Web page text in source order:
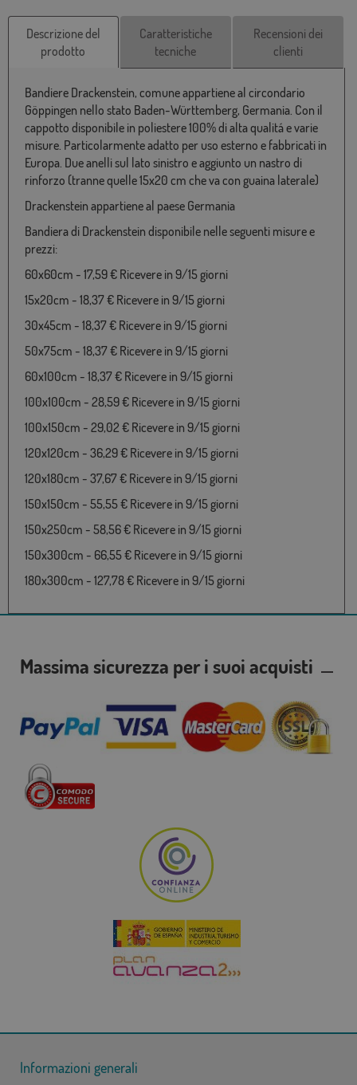
Descrizione del
prodotto
Caratteristiche
tecniche
Recensioni dei
clienti
Bandiere Drackenstein, comune appartiene al circondario
Göppingen nello stato Baden-Württemberg, Germania. Con il
cappotto disponibile in poliestere 100% di alta qualitá e varie
misure. Particolarmente adatto per uso esterno e fabbricati in
Europa. Due anelli sul lato sinistro e aggiunto un nastro di
rinforzo (tranne quelle 15x20 cm che va con guaina laterale)
Drackenstein appartiene al paese Germania
Bandiera di Drackenstein disponibile nelle seguenti misure e
prezzi:
60x60cm - 17,59 € Ricevere in 9/15 giorni
15x20cm - 18,37 € Ricevere in 9/15 giorni
30x45cm - 18,37 € Ricevere in 9/15 giorni
50x75cm - 18,37 € Ricevere in 9/15 giorni
60x100cm - 18,37 € Ricevere in 9/15 giorni
100x100cm - 28,59 € Ricevere in 9/15 giorni
100x150cm - 29,02 € Ricevere in 9/15 giorni
120x120cm - 36,29 € Ricevere in 9/15 giorni
120x180cm - 37,67 € Ricevere in 9/15 giorni
150x150cm - 55,55 € Ricevere in 9/15 giorni
150x250cm - 58,56 € Ricevere in 9/15 giorni
150x300cm - 66,55 € Ricevere in 9/15 giorni
180x300cm - 127,78 € Ricevere in 9/15 giorni
Massima sicurezza per i suoi acquisti
Informazioni generali